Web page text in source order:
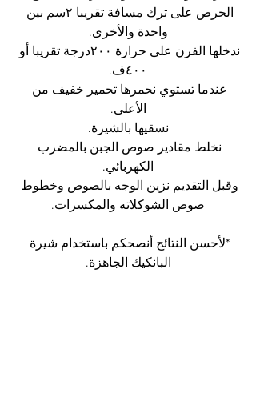
الحرص على ترك مسافة تقريبا ٢سم بين
واحدة والأخرى.
ندخلها الفرن على حرارة ٢٠٠درجة تقريبا أو
٤٠٠ف.
عندما تستوي نحمرها تحمير خفيف من
الأعلى.
نسقيها بالشيرة.
نخلط مقادير صوص الجبن بالمضرب
الكهربائي.
وقبل التقديم نزين الوجه بالصوص وخطوط
صوص الشوكلاته والمكسرات.
*لأحسن النتائج أنصحكم باستخدام شيرة
البانكيك الجاهزة.